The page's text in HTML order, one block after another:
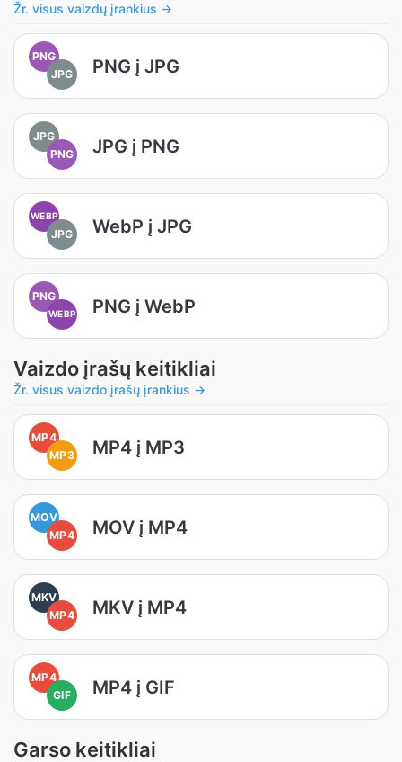
Žr. visus vaizdų įrankius →
PNG
JPG
PNG į JPG
JPG
PNG
JPG į PNG
WEBP
JPG WebP į JPG
PNG
WEBP PNG į WebP
Vaizdo įrašų keitikliai
Žr. visus vaizdo įrašų įrankius →
MP4
MP3
MP4 į MP3
MOV
MP4
MOV į MP4
MKV
MP4
MKV į MP4
MP4
GIF
MP4 į GIF
Garso keitikliai